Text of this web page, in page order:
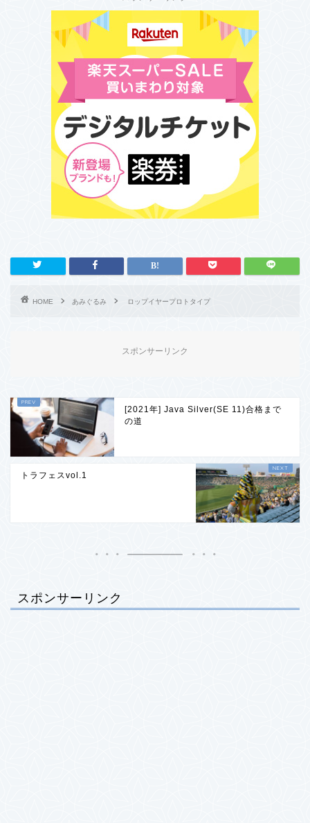
HOME あみぐるみ ロップイヤープロトタイプ
スポンサーリンク
[2021年] Java Silver(SE 11)合格まで
の道
トラフェスvol.1
スポンサーリンク